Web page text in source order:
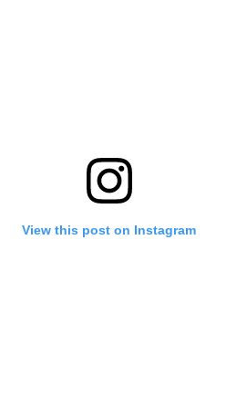
View this post on Instagram